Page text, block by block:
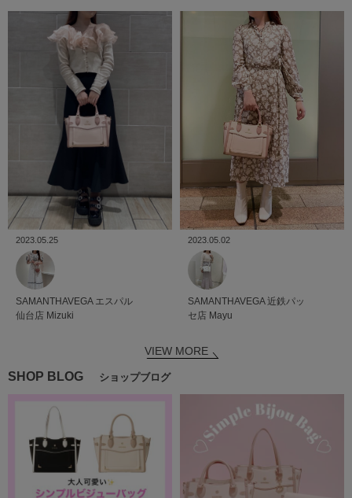
2023.05.25
SAMANTHAVEGA エスパル
仙台店 Mizuki
2023.05.02
SAMANTHAVEGA 近鉄パッ
セ店 Mayu
VIEW MORE
SHOP BLOG ショップブログ